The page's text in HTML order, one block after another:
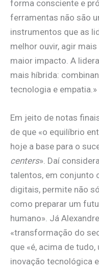
forma consciente e
ferramentas não são
instrumentos que as
melhor ouvir, agir
maior impacto. A
mais híbrida:
tecnologia e empatia.»
Em jeito de notas
de que «o equilíbrio
hoje a base para o
centers». Daí
talentos, em conjunto
digitais, permite não
como preparar um
humano». Já
«transformação do
que «é, acima de
inovação tecnológica